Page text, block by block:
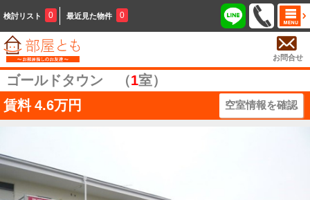
検討リスト 0 最近見た物件 0
お問合せ
ゴールドタウン （1室）
賃料 4.6万円 空室情報を確認